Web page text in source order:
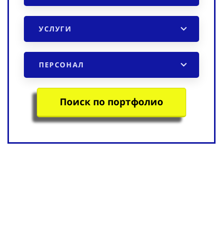
УСЛУГИ
ПЕРСОНАЛ
Поиск по портфолио